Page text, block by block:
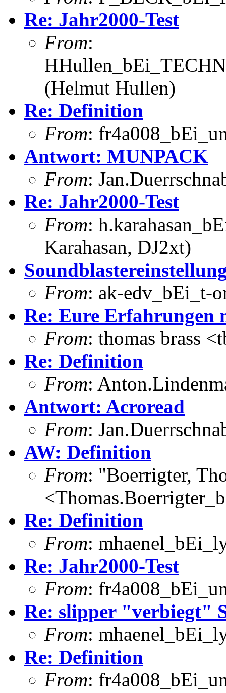
Re: Jahr2000-Test
From:
(Helmut Hullen)
Re: Definition
From:
Antwort: MUNPACK
From:
Re: Jahr2000-Test
From:
Karahasan, DJ2xt)
From: ak-edv_bEi_t-
Re: Eure Erfahrungen
From: thomas brass
Re: Definition
From:
Antwort: Acroread
From:
AW: Definition
From: "Boerrigter,
Re: Definition
From:
Re: Jahr2000-Test
From:
Re: slipper "verbiegt"
From:
Re: Definition
From: